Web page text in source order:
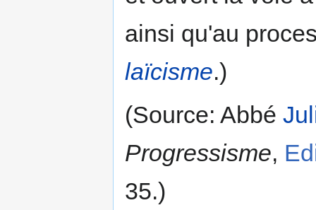
ainsi qu'au
laïcisme.)
(Source: Abbé
Progressisme,
35.)